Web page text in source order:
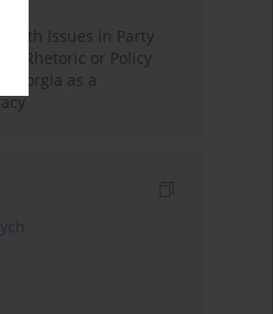
Issues in Party
Rhetoric or Policy
Georgia as a